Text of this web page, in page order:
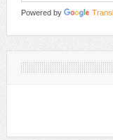
Powered by